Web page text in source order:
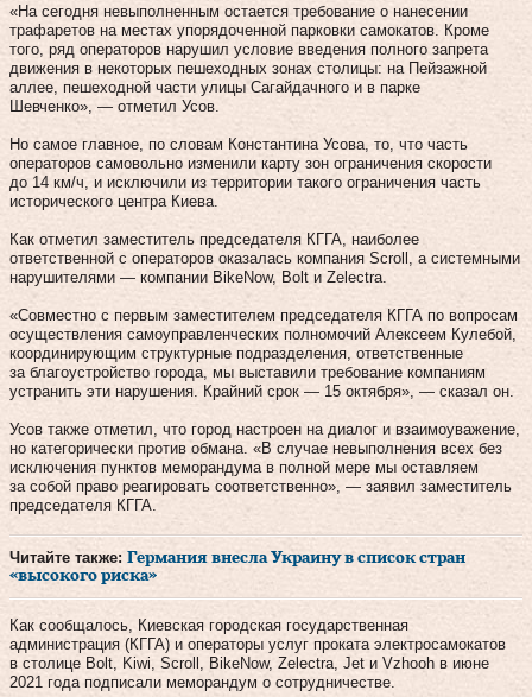
«На сегодня невыполненным остается требование о нанесении
трафаретов на местах упорядоченной парковки самокатов. Кроме
того, ряд операторов нарушил условие введения полного запрета
движения в некоторых пешеходных зонах столицы: на Пейзажной
аллее, пешеходной части улицы Сагайдачного и в парке
Шевченко», — отметил Усов.
Но самое главное, по словам Константина Усова, то, что часть
операторов самовольно изменили карту зон ограничения скорости
до 14 км/ч, и исключили из территории такого ограничения часть
исторического центра Киева.
Как отметил заместитель председателя КГГА, наиболее
ответственной с операторов оказалась компания Scroll, а системными
нарушителями — компании BikeNow, Bolt и Zelectra.
«Совместно с первым заместителем председателя КГГА по вопросам
осуществления самоуправленческих полномочий Алексеем Кулебой,
координирующим структурные подразделения, ответственные
за благоустройство города, мы выставили требование компаниям
устранить эти нарушения. Крайний срок — 15 октября», — сказал он.
Усов также отметил, что город настроен на диалог и взаимоуважение,
но категорически против обмана. «В случае невыполнения всех без
исключения пунктов меморандума в полной мере мы оставляем
за собой право реагировать соответственно», — заявил заместитель
председателя КГГА.
Читайте также: Германия внесла Украину в список стран
«высокого риска»
Как сообщалось, Киевская городская государственная
администрация (КГГА) и операторы услуг проката электросамокатов
в столице Вolt, Kiwi, Scroll, BikeNow, Zelectra, Jet и Vzhooh в июне
2021 года подписали меморандум о сотрудничестве.